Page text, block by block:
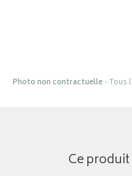
Photo non contractuelle- Tous
Ce